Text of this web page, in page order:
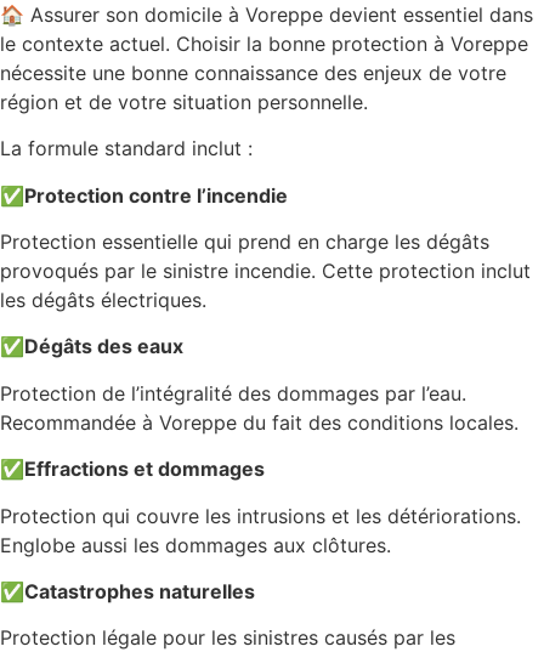
🏠 Assurer son domicile à Voreppe devient essentiel dans
le contexte actuel. Choisir la bonne protection à Voreppe
nécessite une bonne connaissance des enjeux de votre
région et de votre situation personnelle.
La formule standard inclut :
✅Protection contre l’incendie
Protection essentielle qui prend en charge les dégâts
provoqués par le sinistre incendie. Cette protection inclut
les dégâts électriques.
✅ Dégâts des eaux
Protection de l’intégralité des dommages par l’eau.
Recommandée à Voreppe du fait des conditions locales.
✅ Effractions et dommages
Protection qui couvre les intrusions et les détériorations.
Englobe aussi les dommages aux clôtures.
✅Catastrophes naturelles
Protection légale pour les sinistres causés par les